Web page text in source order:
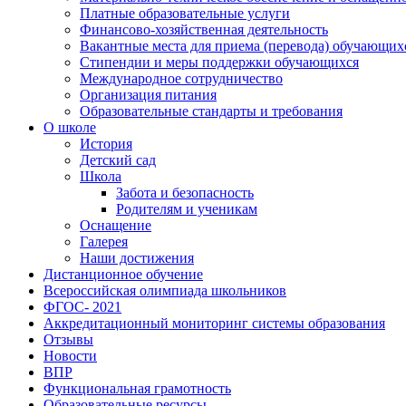
Платные образовательные услуги
Финансово-хозяйственная деятельность
Вакантные места для приема (перевода)
Стипендии и меры поддержки обучающихся
Международное сотрудничество
Организация питания
Образовательные стандарты и требования
О школе
История
Детский сад
Школа
Забота и безопасность
Родителям и ученикам
Оснащение
Галерея
Наши достижения
Дистанционное обучение
Всероссийская олимпиада школьников
ФГОС- 2021
Аккредитационный мониторинг системы образования
Отзывы
Новости
ВПР
Функциональная грамотность